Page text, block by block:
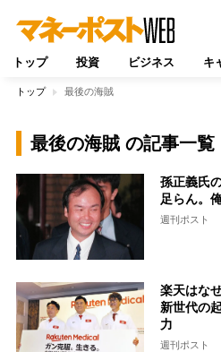
トップ 投資 ビジネス キ
トップ 最後の海賊
最後の海賊 の記事一覧
孫正義氏
足らん。
週刊ポスト
楽天はな
新世代の
力
週刊ポスト